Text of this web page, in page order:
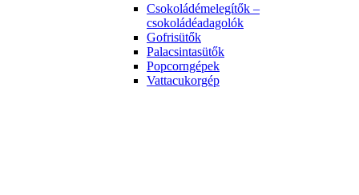
Csokoládémelegítők –
csokoládéadagolók
Gofrisütők
Palacsintasütők
Popcorngépek
Vattacukorgép